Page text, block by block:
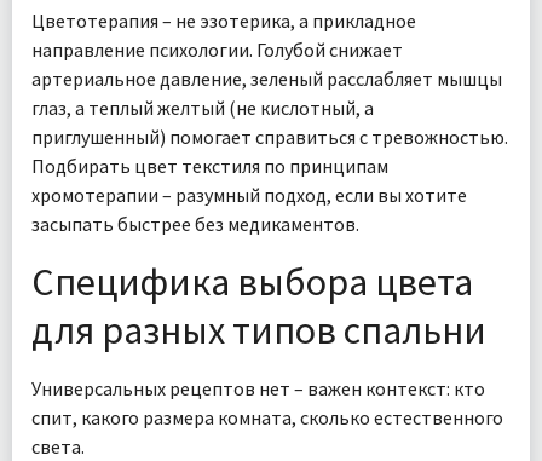
Цветотерапия – не эзотерика, а прикладное
направление психологии. Голубой снижает
артериальное давление, зеленый расслабляет мышцы
глаз, а теплый желтый (не кислотный, а
приглушенный) помогает справиться с тревожностью.
Подбирать цвет текстиля по принципам
хромотерапии – разумный подход, если вы хотите
засыпать быстрее без медикаментов.
Специфика выбора цвета
для разных типов спальни
Универсальных рецептов нет – важен контекст: кто
спит, какого размера комната, сколько естественного
света.